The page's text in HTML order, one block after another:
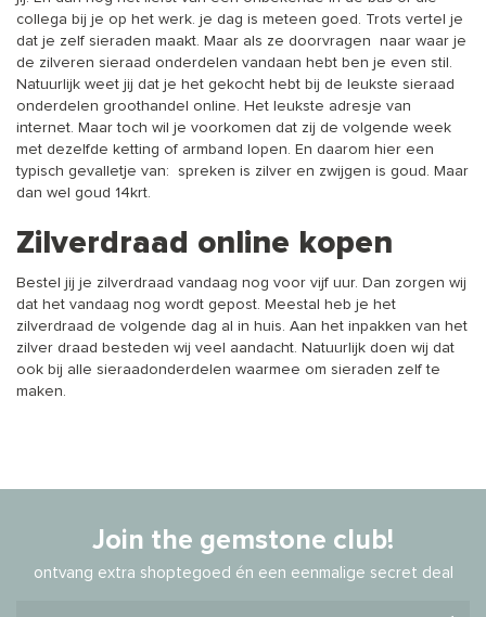
collega bij je op het werk. je dag is meteen goed. Trots vertel je
dat je zelf sieraden maakt. Maar als ze doorvragen naar waar je
de zilveren sieraad onderdelen vandaan hebt ben je even stil.
Natuurlijk weet jij dat je het gekocht hebt bij de leukste sieraad
onderdelen groothandel online. Het leukste adresje van
internet. Maar toch wil je voorkomen dat zij de volgende week
met dezelfde ketting of armband lopen. En daarom hier een
typisch gevalletje van: spreken is zilver en zwijgen is goud. Maar
dan wel goud 14krt.
Zilverdraad online kopen
Bestel jij je zilverdraad vandaag nog voor vijf uur. Dan zorgen wij
dat het vandaag nog wordt gepost. Meestal heb je het
zilverdraad de volgende dag al in huis. Aan het inpakken van het
zilver draad besteden wij veel aandacht. Natuurlijk doen wij dat
ook bij alle sieraadonderdelen waarmee om sieraden zelf te
maken.
Join the gemstone club!
ontvang extra shoptegoed én een eenmalige secret deal